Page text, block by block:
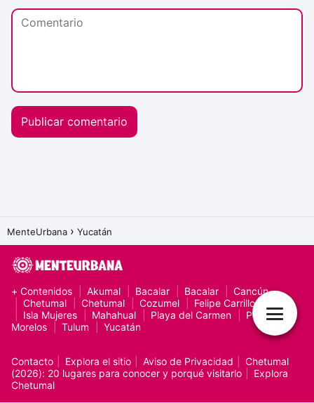
MenteUrbana Yucatán
+ Contenidos Akumal Bacalar Bacalar
Cancún
Chetumal
Chetumal Cozumel
Felipe Carrillo Puerto
Isla Mujeres
Mahahual Playa del Carmen
Puerto
Morelos
Tulum Yucatán
Contacto Explora el sitio Aviso de Privacidad
Chetumal
(2026): 20 lugares para conocer y porqué visitarlo
Explora
Chetumal